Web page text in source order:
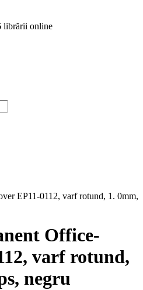
librării online
Office-
varf rotund,
negru